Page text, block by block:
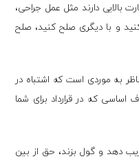
بالایی دارند مثل عمل جراحی،
و با دیگری صلح کنید، صلح
به موردی است که اشتباه در
که در قرارداد برای شما
دهد و گول بزند، حق از بین